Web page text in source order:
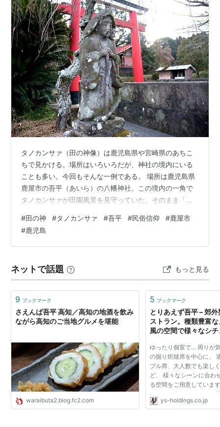
タノカンサァ（田の神像）は鹿児島県や宮崎県のあちこ
ちで見かける。場所はいろいろだが、神社の境内にいる
ことも多い。今回もそんな一例である。 場所は鹿児島県
鹿屋市の吾平（あいら）の八幡神社。この境内の一角で
タノカンサァが田園風景を見守っていた。そのまま「八
が、18世紀後半頃のものと推測されている。高さは約96
㎝。情報は現地の説明看板より。 吾平の八幡神社にて 田
の神は、五穀豊穣と子孫繁栄の神様である。島津氏領内
詳細はこちらの記事にて。 rekishikomugae.net 頭に大き
なシキ（米を蒸すと…
#田の神 #タノカンサァ #吾平 #民俗信仰 #鹿屋市
#鹿児島
ネットで話題 もっと見る
9 ブックマーク
さえんば吾平 高知／高知の地酒を飲み
ながら高知のご当地グルメを堪能
waraibuta2.blog.fc2.com
5 ブックマーク
とりあえず吾平 – 郊
ストラン。種類豊富
風の空間で様々なシ
ゆったり個室で… 周りが
の掘り炬燵席を中心に、
ブル席、大人数でも楽し
ど、 様々なシーンに合わ
る空間をご用意していま
ワイワイ楽しみながら、
レコレ楽しんで欲しい！
ys-holdings.co.jp